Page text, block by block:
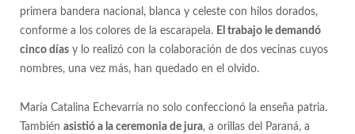
primera bandera nacional, blanca y celeste con hilos dorados,
conforme a los colores de la escarapela. El trabajo le demandó
cinco díasy lo realizó con la colaboración de dos vecinas cuyos
nombres, una vez más, han quedado en el olvido.
María Catalina Echevarría no solo confeccionó la enseña patria.
También asistió a la ceremonia de jura, a orillas del Paraná, a